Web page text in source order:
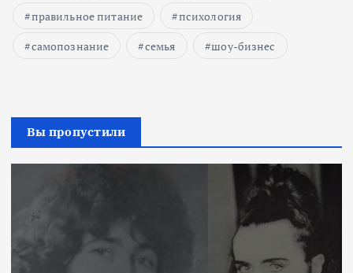
правильное питание
психология
самопознание
семья шоу-бизнес
Вы пропустили